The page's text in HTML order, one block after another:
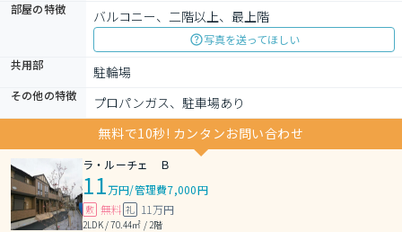
部屋の特徴
バルコニー、二階以上、最上階
写真を送ってほしい
共用部
駐輪場
その他の特徴
プロパンガス、駐車場あり
無料で10秒! カンタンお問い合わせ
ラ・ルーチェ Ｂ
11万円/管理費7,000円
敷 無料 礼 11万円
2LDK / 70.44㎡ / 2階